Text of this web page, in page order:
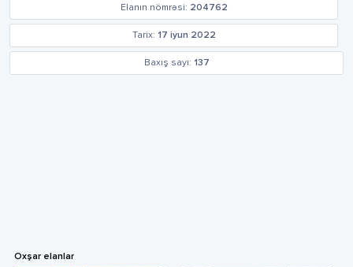
Elanın nömrəsi: 204762
Tarix: 17 iyun 2022
Baxış sayı: 137
Oxşar elanlar